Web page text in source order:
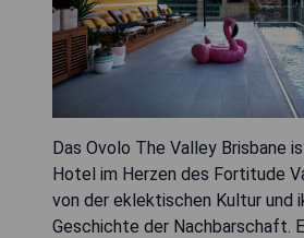
Das Ovolo The Valley Brisbane
Hotel im Herzen des Fortitude
von der eklektischen Kultur und
Geschichte der Nachbarschaft.